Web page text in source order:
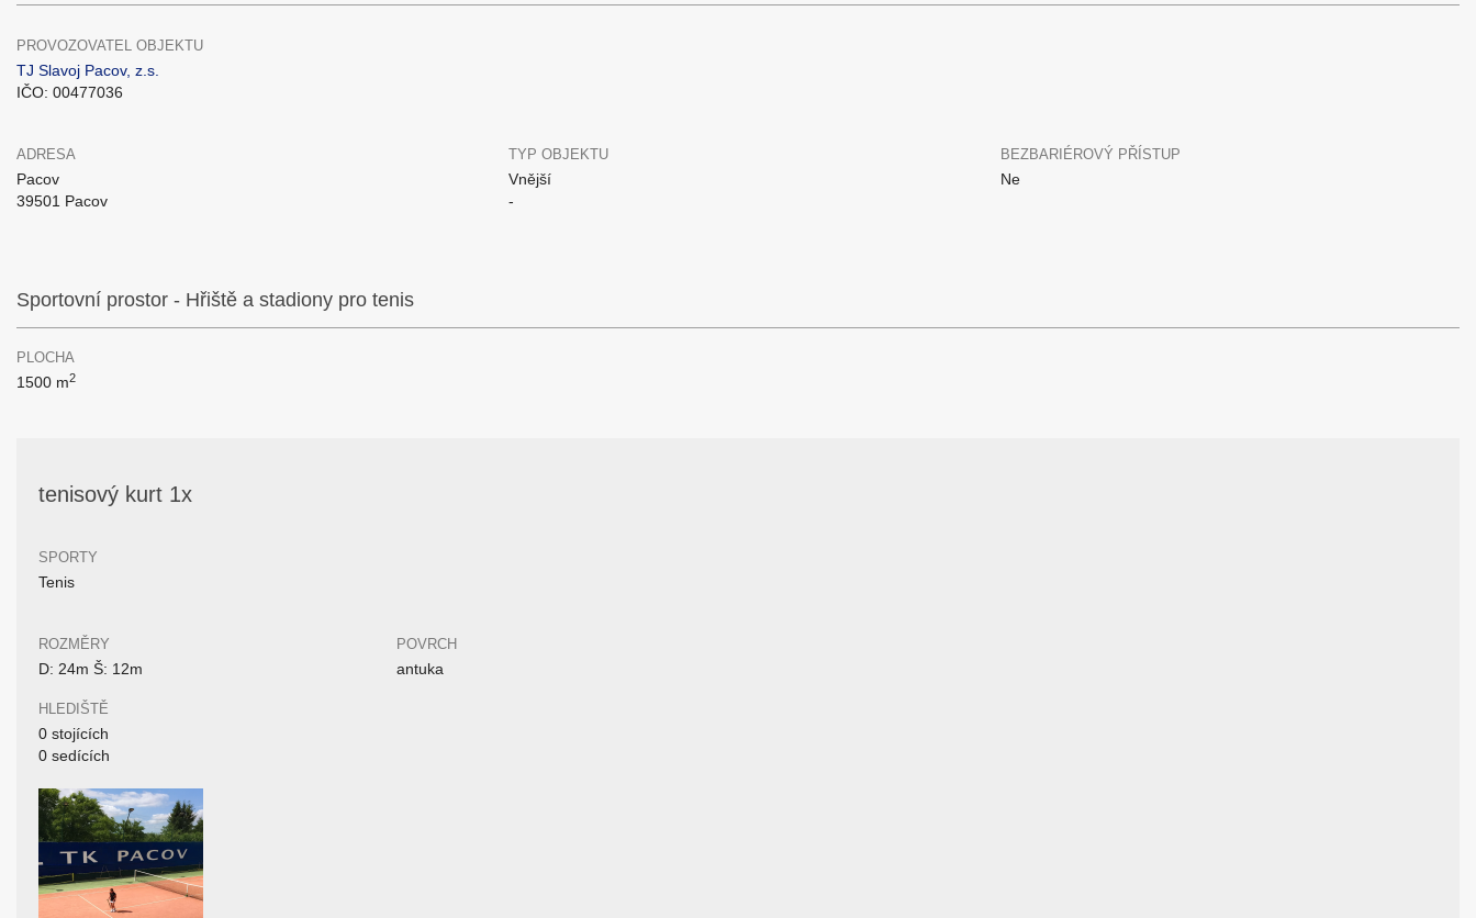
PROVOZOVATEL OBJEKTU
TJ Slavoj Pacov, z.s.
IČO: 00477036
ADRESA
Pacov
39501 Pacov
TYP OBJEKTU
Vnější
-
BEZBARIÉROVÝ PŘÍSTUP
Ne
Sportovní prostor - Hřiště a stadiony pro tenis
PLOCHA
1500 m2
tenisový kurt 1x
SPORTY
Tenis
ROZMĚRY
D: 24m Š: 12m
HLEDIŠTĚ
0 stojících
0 sedících
POVRCH
antuka